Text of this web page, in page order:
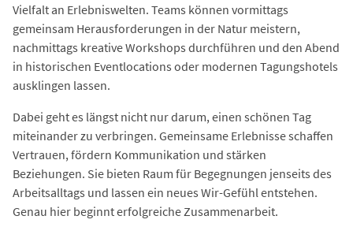
Vielfalt an Erlebniswelten. Teams können vormittags
gemeinsam Herausforderungen in der Natur meistern,
nachmittags kreative Workshops durchführen und den Abend
in historischen Eventlocations oder modernen Tagungshotels
ausklingen lassen.
Dabei geht es längst nicht nur darum, einen schönen Tag
miteinander zu verbringen. Gemeinsame Erlebnisse schaffen
Vertrauen, fördern Kommunikation und stärken
Beziehungen. Sie bieten Raum für Begegnungen jenseits des
Arbeitsalltags und lassen ein neues Wir-Gefühl entstehen.
Genau hier beginnt erfolgreiche Zusammenarbeit.